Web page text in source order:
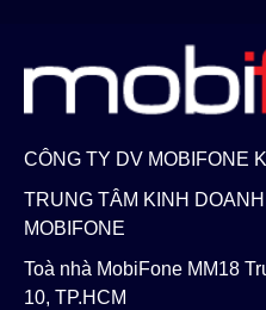
CÔNG TY DV MOBIFONE
TRUNG TÂM KINH
MOBIFONE
Toà nhà MobiFone MM18
10, TP.HCM